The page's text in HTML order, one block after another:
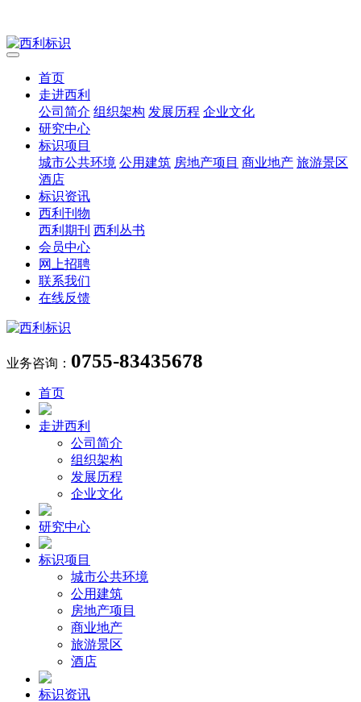
首页
走进西利
公司简介 组织架构 发展历程 企业文化
研究中心
标识项目
城市公共环境 公用建筑 房地产项目 商业地产 旅游景区
酒店
标识资讯
西利刊物
西利期刊 西利丛书
会员中心
网上招聘
联系我们
在线反馈
业务咨询： 0755-83435678
首页
走进西利
公司简介
组织架构
发展历程
企业文化
研究中心
标识项目
城市公共环境
公用建筑
房地产项目
商业地产
旅游景区
酒店
标识资讯